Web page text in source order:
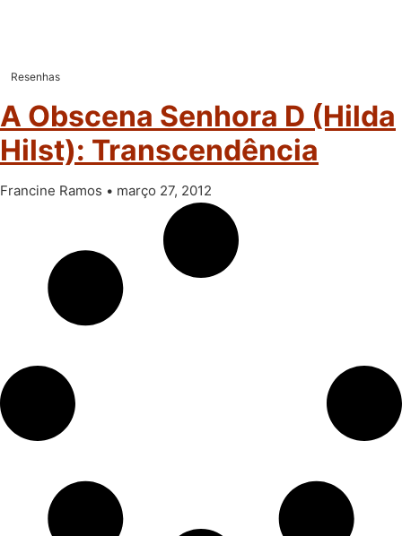
Resenhas
A Obscena Senhora D (Hilda
Hilst): Transcendência
Francine Ramos março 27, 2012